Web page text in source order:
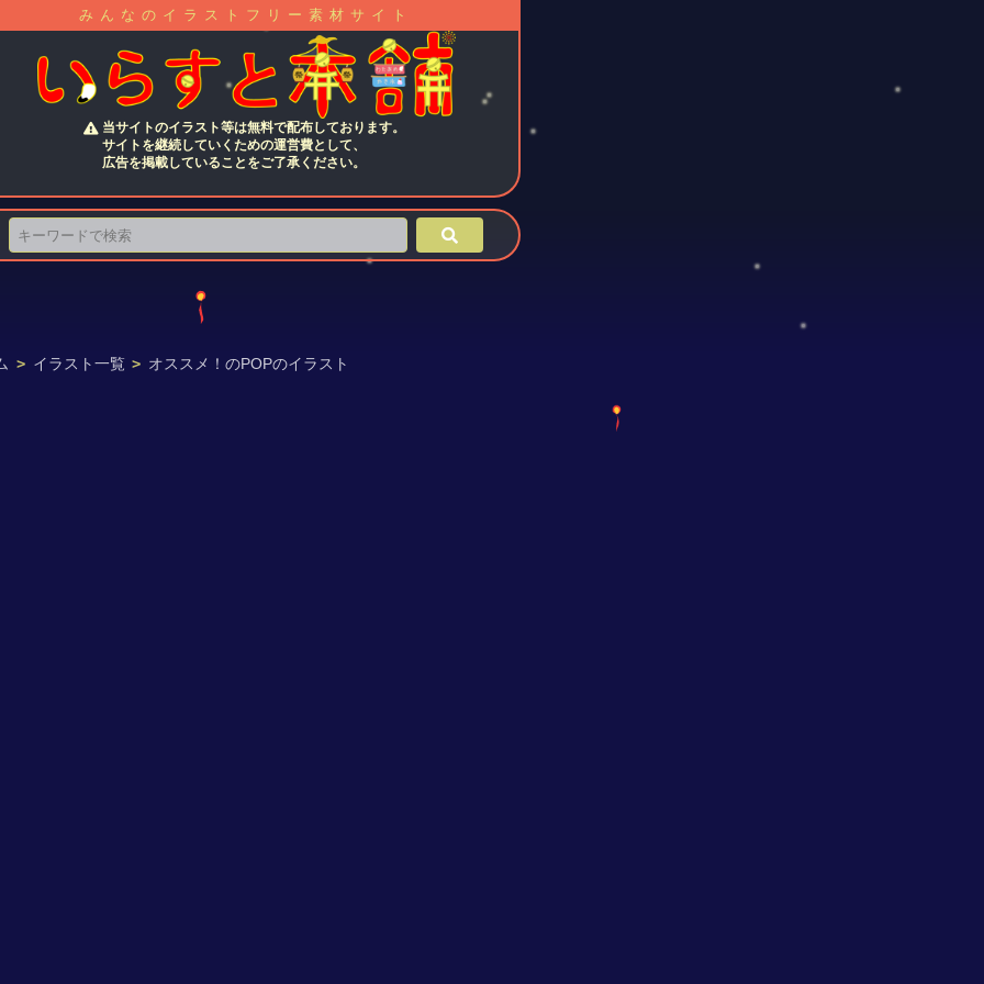
みんなのイラストフリー素材サイト
当サイトのイラスト等は無料で配布しております。
サイトを継続していくための運営費として、
広告を掲載していることをご了承ください。
> イラスト一覧 > オススメ！のPOPのイラスト